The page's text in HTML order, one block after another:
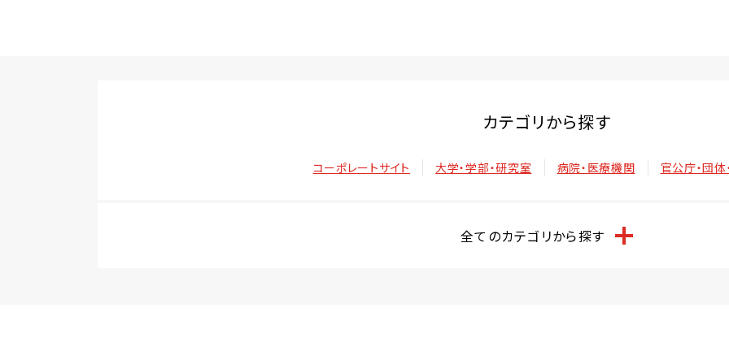
カテゴリから探す
コーポレートサイト 大学・学部・研究室 病院・医療機関 官公庁・団
全てのカテゴリから探す